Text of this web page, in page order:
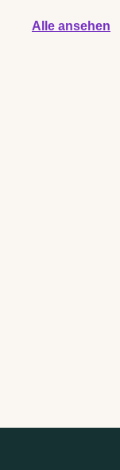
Alle ansehen